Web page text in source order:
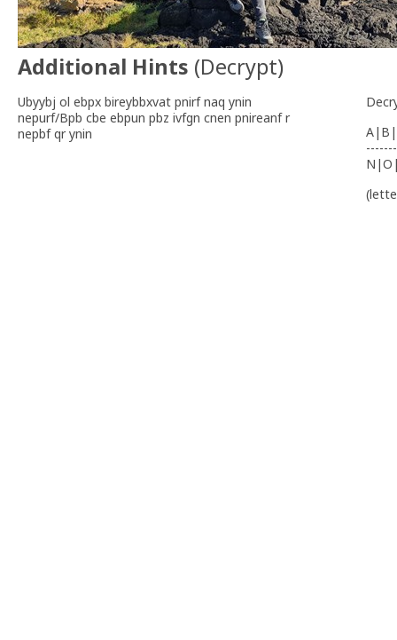
Additional Hints (Decrypt)
Ubyybj ol ebpx bireybbxvat pnirf naq ynin
nepurf/Bpb cbe ebpun pbz ivfgn cnen pnireanf r
nepbf qr ynin